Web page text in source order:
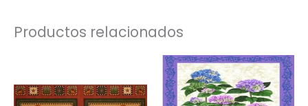
Productos relacionados